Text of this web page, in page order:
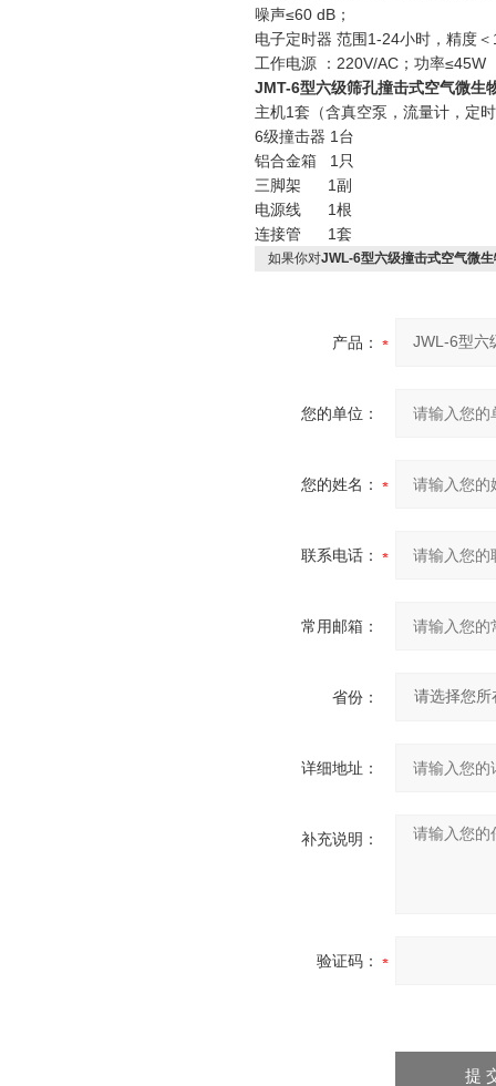
噪声≤60 dB；
电子定时器 范围1-24小时，精度＜
工作电源 ：220V/AC；功率
JMT-6型六级筛孔撞击式空气微生
主机1套（含真空泵，流量计，定
6级撞击器 1台
铝合金箱 1只
三脚架 1副
电源线 1根
连接管 1套
如果你对JWL-6型六级撞击式空气微
产品：
您的单位：
您的姓名：
联系电话：
常用邮箱：
省份：
详细地址：
补充说明：
验证码：